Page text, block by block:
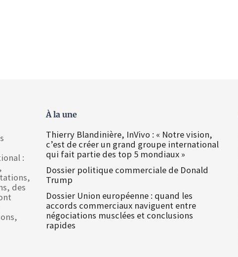
:
des
À la une
Thierry Blandinière, InVivo : « Notre vision,
c’est de créer un grand groupe international
qui fait partie des top 5 mondiaux »
Dossier politique commerciale de Donald
Trump
Dossier Union européenne : quand les
accords commerciaux naviguent entre
négociations musclées et conclusions
rapides